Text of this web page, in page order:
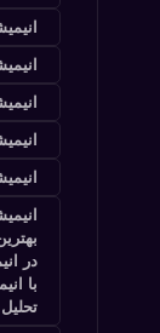
در
با